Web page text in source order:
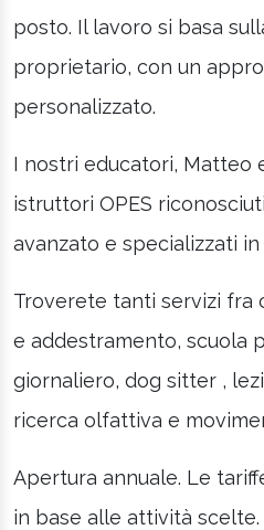
posto. Il lavoro si basa
proprietario, con un
personalizzato.
I nostri educatori, Matteo
istruttori OPES
avanzato e specializzati
Troverete tanti servizi fra
e addestramento, scuola
giornaliero, dog sitter ,
ricerca olfattiva e
Apertura annuale. Le
in base alle attività scelte.